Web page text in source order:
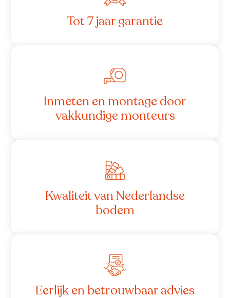
Tot 7 jaar garantie
Inmeten en montage door
vakkundige monteurs
Kwaliteit van Nederlandse
bodem
Eerlijk en betrouwbaar advies